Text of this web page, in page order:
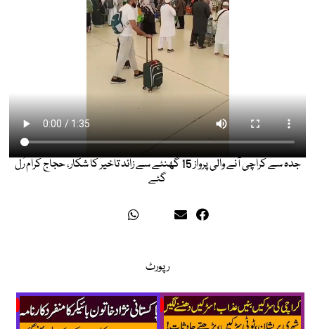
جدہ سے کراچی آنے والی پرواز 15 گھنٹے سے زائد تاخیر کا شکار، حجاج کرام رُل
گئے
رپورٹ